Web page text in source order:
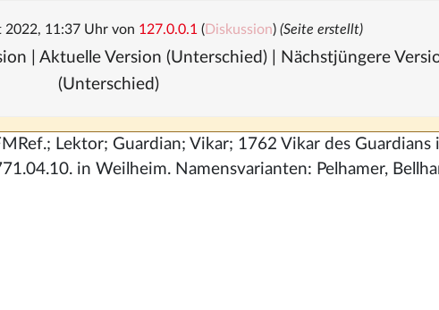
2022, 11:37 Uhr von 127.0.0.1 (Diskussion) (Seite erstellt)
| Aktuelle Version (Unterschied) | Nächstjüngere
(Unterschied)
Lektor; Guardian; Vikar; 1762 Vikar des Guardians
in Weilheim. Namensvarianten: Pelhamer,